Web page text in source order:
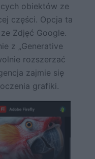
obiektów ze
części. Opcja ta
Zdjęć Google.
z „Generative
rozszerzać
zajmie się
grafiki.